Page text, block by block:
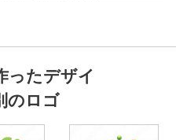
ったデザイ
のロゴ